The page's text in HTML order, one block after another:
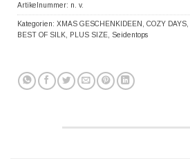
Artikelnummer: n. v.
Kategorien: XMAS GESCHENKIDEEN COZY DAYS
BEST OF SILK
PLUS SIZE Seidentops